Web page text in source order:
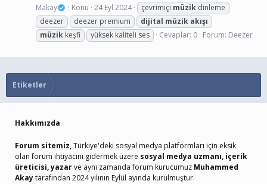
Makay Konu 24 Eyl 2024 çevrimiçi müzik dinleme
deezer
deezer premium dijital müzik akışı
müzik keşfi yüksek kaliteli ses Cevaplar: 0 Forum: Deezer
Etiketler
Hakkımızda
Forum sitemiz,Türkiye'deki sosyal medya platformları için eksik
olan forum ihtiyacını gidermek üzere sosyal medya uzmanı, içerik
üreticisi, yazarve aynı zamanda forum kurucumuz Muhammed
Akaytarafından 2024 yılının Eylül ayında kurulmuştur.